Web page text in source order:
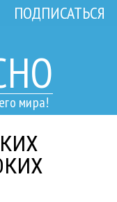
мира!
ПОДПИСАТЬСЯ